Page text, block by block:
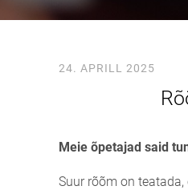
24. APRILL 2025
Meie õpetajad said
Suur rõõm on